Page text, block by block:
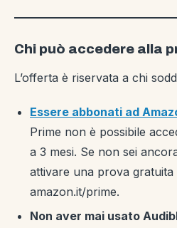
Chi può accedere alla
L’offerta è riservata a chi
Essere abbonati ad
Prime non è possibile
a 3 mesi. Se non sei
attivare una prova
amazon.it/prime.
Non aver mai usato